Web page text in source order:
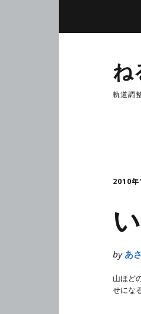
ね
軌道調
2010年
by あさ
山ほど
せにな